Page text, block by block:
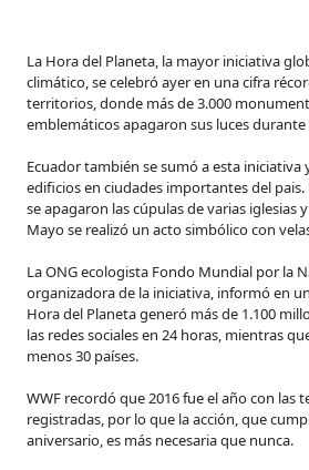
La Hora del Planeta, la mayor iniciativa
climático, se celebró ayer en una cifra
territorios, donde más de 3.000
emblemáticos apagaron sus luces
Ecuador también se sumó a esta iniciativa
edificios en ciudades importantes del
se apagaron las cúpulas de varias iglesias
Mayo se realizó un acto simbólico con
La ONG ecologista Fondo Mundial por la
organizadora de la iniciativa, informó en
Hora del Planeta generó más de 1.100
las redes sociales en 24 horas, mientras
menos 30 países.
WWF recordó que 2016 fue el año con las
registradas, por lo que la acción, que
aniversario, es más necesaria que nunca.